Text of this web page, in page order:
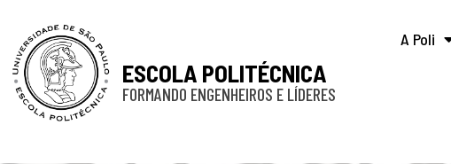
ESCOLA POLITÉCNICA
FORMANDO ENGENHEIROS E LÍDERES
A Poli